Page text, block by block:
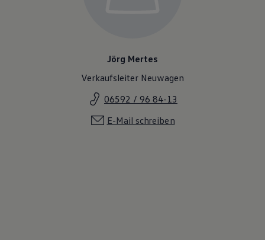
Jörg Mertes
Verkaufsleiter Neuwagen
06592 / 96 84-13
E-Mail schreiben